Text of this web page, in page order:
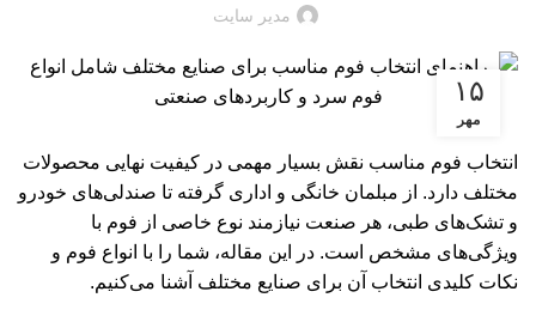
مدیر سایت
۱۵
مهر
انتخاب فوم مناسب نقش بسیار مهمی در کیفیت نهایی محصولات
مختلف دارد. از مبلمان خانگی و اداری گرفته تا صندلی‌های خودرو
و تشک‌های طبی، هر صنعت نیازمند نوع خاصی از فوم با
ویژگی‌های مشخص است. در این مقاله، شما را با انواع فوم و
نکات کلیدی انتخاب آن برای صنایع مختلف آشنا می‌کنیم.